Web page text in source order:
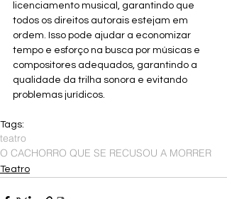
licenciamento musical, garantindo que
todos os direitos autorais estejam em
ordem. Isso pode ajudar a economizar
tempo e esforço na busca por músicas e
compositores adequados, garantindo a
qualidade da trilha sonora e evitando
problemas jurídicos.
Tags:
teatro
O CACHORRO QUE SE RECUSOU A MORRER
Teatro